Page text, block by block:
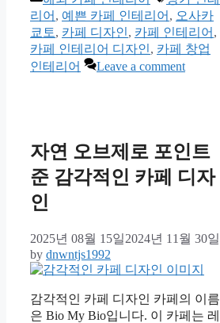
리어 , 예쁜 카페 인테리어 , 오사카
쿄토, 카페 디자인, 카페 인테리어 ,
카페 인테리어 디자인, 카페 창업
인테리어
Leave a comment
자연 오브제로 포인트
준 감각적인 카페 디자
인
2025년 08월 15일2024년 11월 30일
by dnwntjs1992
감각적인 카페 디자인 카페의 이름
은 Bio My Bio입니다. 이 카페는 레